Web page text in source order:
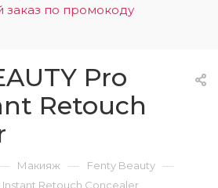
заказ по промокоду
0
Pro
Retouch
Макияж — Fenty Beauty —
Instant Retouch Concealer